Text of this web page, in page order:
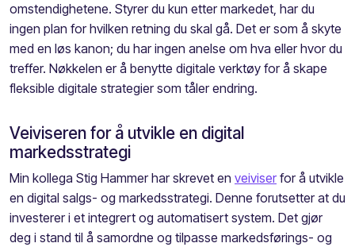
omstendighetene. Styrer du kun etter markedet, har du
ingen plan for hvilken retning du skal gå. Det er som å skyte
med en løs kanon; du har ingen anelse om hva eller hvor du
treffer. Nøkkelen er å benytte digitale verktøy for å skape
fleksible digitale strategiersom tåler endring.
Veiviseren for å utvikle en digital
markedsstrategi
Min kollega Stig Hammer har skrevet en veiviser for å utvikle
en digital salgs- og markedsstrategi. Denne forutsetter at du
investerer i et integrert og automatisert system. Det gjør
deg i stand til å samordne og tilpasse markedsførings- og